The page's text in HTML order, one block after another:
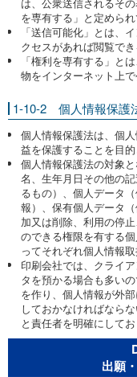
を専有する」と定められ
「送信可能化」とは、
クセスがあれば閲覧で
「権利を専有する」と
物をインターネット上
1-10-2 個人情報保護
個人情報保護法は、個
益を保護することを目的
個人情報保護法の対象
名、生年月日その他の
るもの）、個人データ
報）、保有個人データ
加又は削除、利用の停
のできる権限を有する
ってそれぞれ個人情報
印刷会社では、クライ
タを預かる場合も多い
を作り、個人情報が外
しておかなければなら
と責任者を明確にしてお
出願